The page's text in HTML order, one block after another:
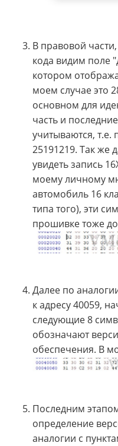
В правовой
кода видим поле
котором
моем случае это
основном для
часть и
учитываются,
25191219. Так же
увидеть запись
моему личному
автомобиль 16
типа того), эти
прошивке тоже
Далее по
к адресу 40059,
следующие 8
обозначают
обеспечения. В
Последним
определение
аналогии с